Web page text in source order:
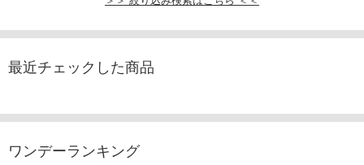
最近チェックした商品
ワンデーランキング